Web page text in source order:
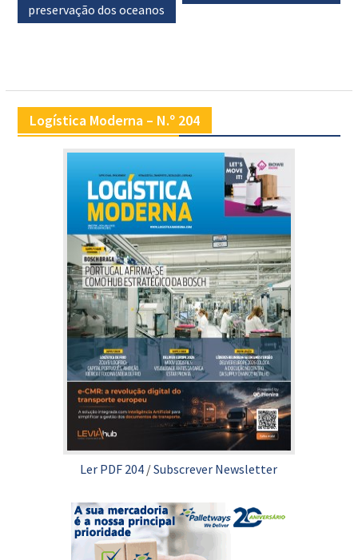
preservação dos oceanos
Logística Moderna – N.º 204
Ler PDF 204 /Subscrever Newsletter